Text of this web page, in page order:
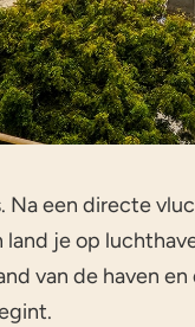
Na een directe
je op
van de haven